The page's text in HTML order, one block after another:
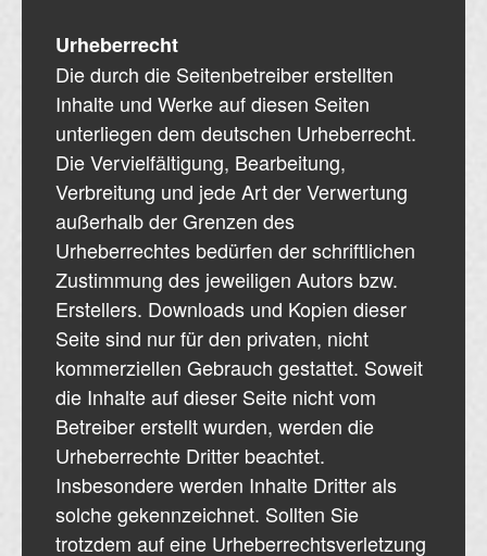
Urheberrecht
Die durch die Seitenbetreiber erstellten
Inhalte und Werke auf diesen Seiten
unterliegen dem deutschen Urheberrecht.
Die Vervielfältigung, Bearbeitung,
Verbreitung und jede Art der Verwertung
außerhalb der Grenzen des
Urheberrechtes bedürfen der schriftlichen
Zustimmung des jeweiligen Autors bzw.
Erstellers. Downloads und Kopien dieser
Seite sind nur für den privaten, nicht
kommerziellen Gebrauch gestattet. Soweit
die Inhalte auf dieser Seite nicht vom
Betreiber erstellt wurden, werden die
Urheberrechte Dritter beachtet.
Insbesondere werden Inhalte Dritter als
solche gekennzeichnet. Sollten Sie
trotzdem auf eine Urheberrechtsverletzung